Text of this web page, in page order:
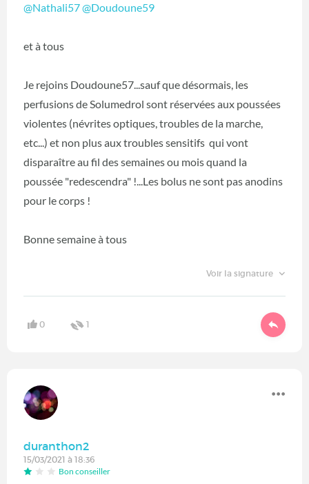
@Nathali57@Doudoune59
et à tous
Je rejoins Doudoune57...sauf que désormais, les
perfusions de Solumedrol sont réservées aux poussées
violentes (névrites optiques, troubles de la marche,
etc...) et non plus aux troubles sensitifs qui vont
disparaître au fil des semaines ou mois quand la
poussée "redescendra" !...Les bolus ne sont pas anodins
pour le corps !
Bonne semaine à tous
Voir la signature
0 1
duranthon2
15/03/2021 à 18:36
Bon conseiller